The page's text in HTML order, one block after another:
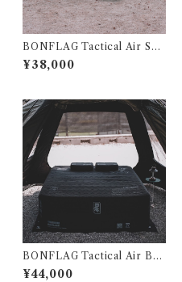
BONFLAG Tactical Air Sof
a 2P
¥38,000
BONFLAG Tactical Air Bed
2P
¥44,000